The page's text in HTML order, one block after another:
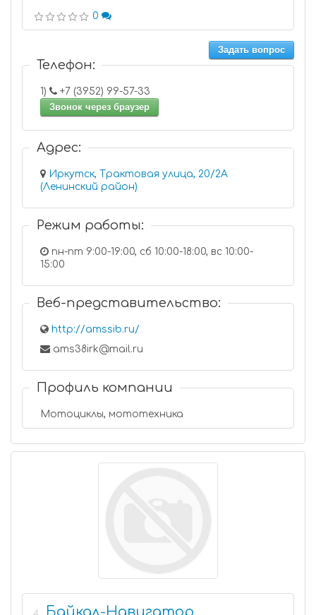
0
Задать вопрос
Телефон:
1)
+7 (3952) 99-57-33
Звонок через браузер
Адрес:
Иркутск, Трактовая улица, 20/2А
(Ленинский район)
Режим работы:
пн-пт 9:00-19:00, сб 10:00-18:00, вс 10:00-
15:00
Веб-представительство:
http://amssib.ru/
ams38irk@mail.ru
Профиль компании
Мотоциклы, мототехника